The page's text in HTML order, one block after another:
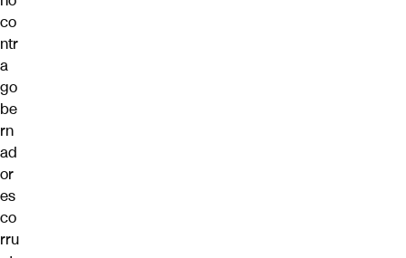
co
ntr
a
go
be
rn
ad
or
es
co
rru